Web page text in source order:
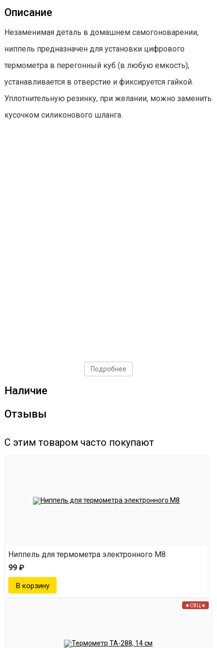
Описание
Незаменимая деталь в домашнем самогоноварении,
ниппель предназначен для установки цифрового
термометра в перегонный куб (в любую емкость),
устанавливается в отверстие и фиксируется гайкой.
Уплотнительную резинку, при желании, можно заменить
кусочком силиконового шланга.
Подробнее
Наличие
Отзывы
С этим товаром часто покупают
Ниппель для термометра электронного М8
99 ₽
★СВЦ★